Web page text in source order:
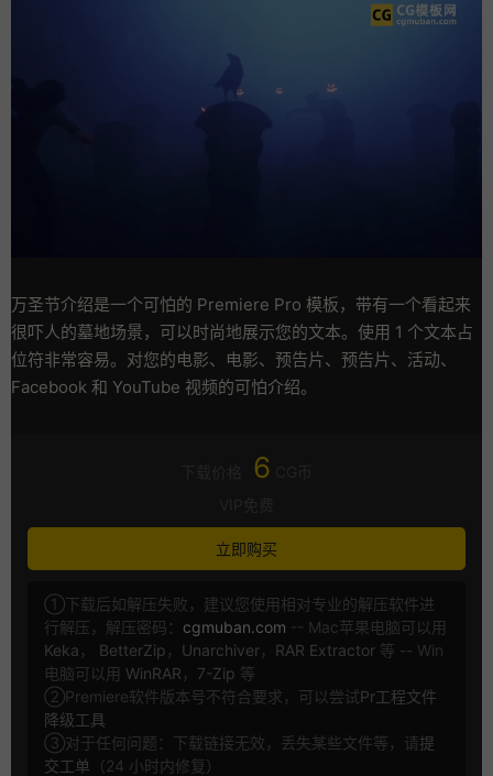
万圣节介绍是一个可怕的 Premiere Pro 模板，带有一个看起来
很吓人的墓地场景，可以时尚地展示您的文本。使用 1 个文本占
位符非常容易。对您的电影、电影、预告片、预告片、活动、
Facebook 和 YouTube 视频的可怕介绍。
6
立即购买
①下载后如解压失败，建议您使用相对专业的解压软件进
行解压，解压密码： cgmuban.com -- Mac苹果电脑可以用
Keka ， BetterZip ， Unarchiver， RAR Extractor 等 -- Win
电脑可以用 WinRAR ， 7-Zip 等
②Premiere软件版本号不符合要求，可以尝试Pr工程文件
降级工具
③对于任何问题：下载链接无效，丢失某些文件等，请提
交工单 （24 小时内修复）